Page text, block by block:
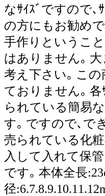
なｻｲｽﾞですので､
の方にもお勧め
手作りというこ
はありません｡
考え下さい｡ こ
ておりません｡ 各
られている簡易
す｡ ですので､で
売られている化粧
入して入れて保
です｡ 本体全長
径